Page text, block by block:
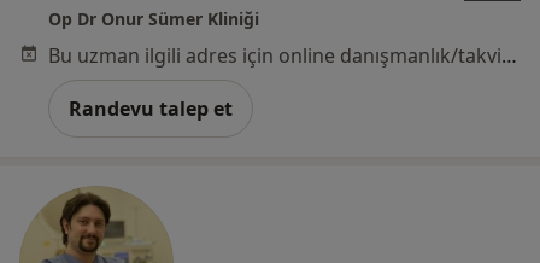
Op Dr Onur Sümer Kliniği
Bu uzman ilgili adres için online danışmanlık/takvim sunmuyor.
Randevu talep et